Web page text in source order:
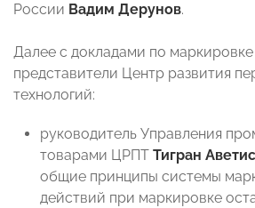
России Вадим Дерунов.
Далее с докладами по
представители Центр развития
технологий:
руководитель Управления
товарами ЦРПТ Тигран
общие принципы системы
действий при маркировке